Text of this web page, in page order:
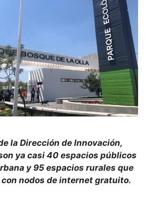
la Dirección de Innovación,
ya casi 40 espacios públicos
y 95 espacios rurales que
nodos de internet gratuito.